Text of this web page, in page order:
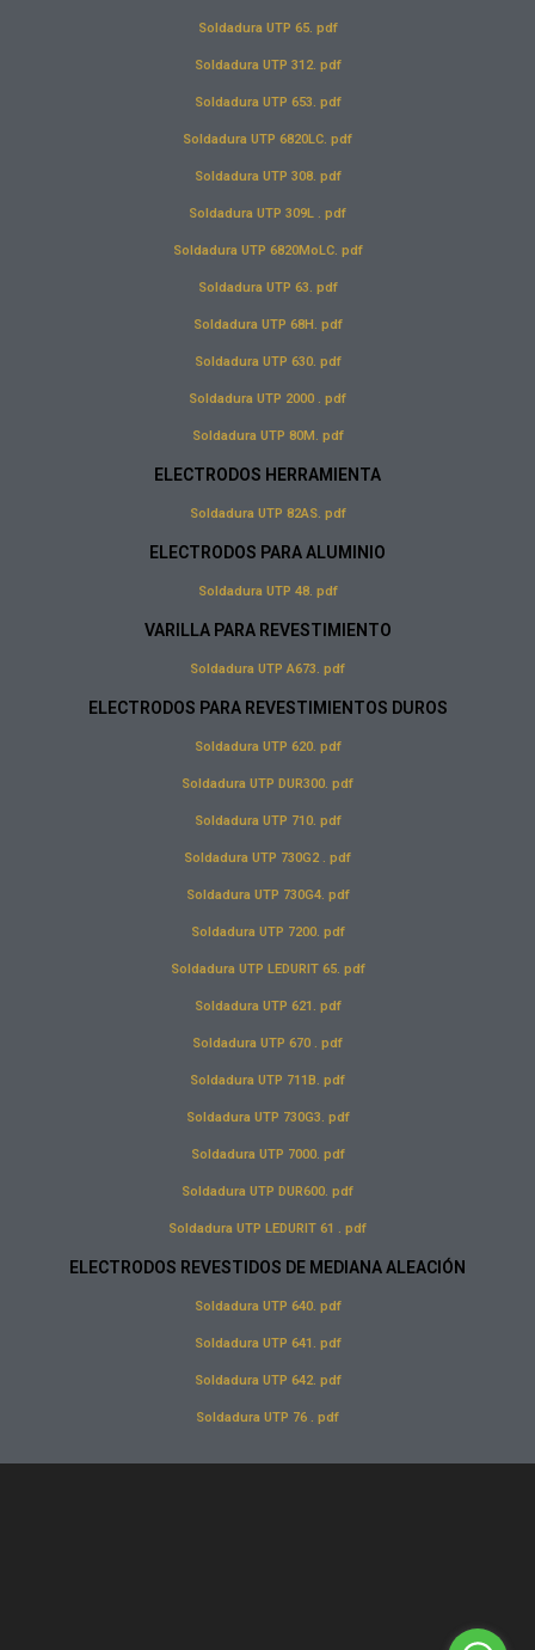
Soldadura UTP 65. pdf
Soldadura UTP 312. pdf
Soldadura UTP 653. pdf
Soldadura UTP 6820LC. pdf
Soldadura UTP 308. pdf
Soldadura UTP 309L . pdf
Soldadura UTP 6820MoLC. pdf
Soldadura UTP 63. pdf
Soldadura UTP 68H. pdf
Soldadura UTP 630. pdf
Soldadura UTP 2000 . pdf
Soldadura UTP 80M. pdf
ELECTRODOS HERRAMIENTA
Soldadura UTP 82AS. pdf
ELECTRODOS PARA ALUMINIO
Soldadura UTP 48. pdf
VARILLA PARA REVESTIMIENTO
Soldadura UTP A673. pdf
ELECTRODOS PARA REVESTIMIENTOS DUROS
Soldadura UTP 620. pdf
Soldadura UTP DUR300. pdf
Soldadura UTP 710. pdf
Soldadura UTP 730G2 . pdf
Soldadura UTP 730G4. pdf
Soldadura UTP 7200. pdf
Soldadura UTP LEDURIT 65. pdf
Soldadura UTP 621. pdf
Soldadura UTP 670 . pdf
Soldadura UTP 711B. pdf
Soldadura UTP 730G3. pdf
Soldadura UTP 7000. pdf
Soldadura UTP DUR600. pdf
Soldadura UTP LEDURIT 61 . pdf
ELECTRODOS REVESTIDOS DE MEDIANA ALEACIÓN
Soldadura UTP 640. pdf
Soldadura UTP 641. pdf
Soldadura UTP 642. pdf
Soldadura UTP 76 . pdf